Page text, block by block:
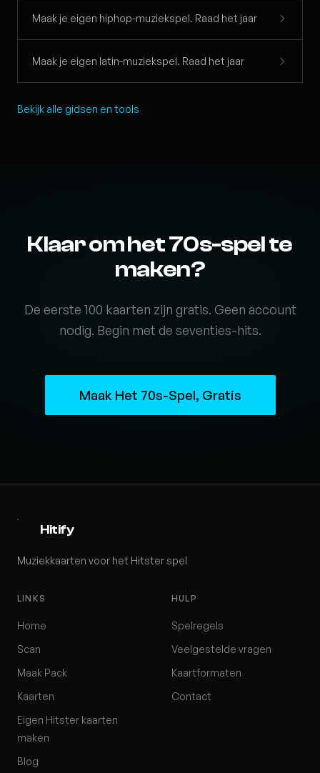
Maak je eigen hiphop-muziekspel. Raad het jaar
Maak je eigen latin-muziekspel. Raad het jaar
Bekijk alle gidsen en tools
Klaar om het 70s-spel te
maken?
De eerste 100 kaarten zijn gratis. Geen account
nodig. Begin met de seventies-hits.
Maak Het 70s-Spel, Gratis
Hitify
Muziekkaarten voor het Hitster spel
LINKS
Home
Scan
Maak Pack
Kaarten
Eigen Hitster kaarten
maken
Blog
HULP
Spelregels
Veelgestelde vragen
Kaartformaten
Contact